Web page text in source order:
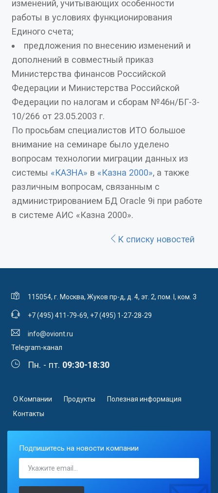
изменений, учитывающих особенности
работы в условиях функционирования
Единого счета;
предложения по внесению изменений и
дополнений в совместный приказ
Министерства финансов Российской
Федерации и Министерства Российской
Федерации по налогам и сборам №46н/БГ-3-
10/266 от 23.05.2003 г.
По просьбам специалистов ИТО большое
внимание на семинаре было уделено
вопросам технологии миграции данных из
системы «КАЗНА» в «Казна 2000», а также
различным вопросам, связанным с
администрированием БД Oracle 9i при работе
в системе АИС «Казна 2000».
К списку новостей
115054, г. Москва, Жуков пр-д, д. 4, эт. 2, пом. I, ком. 3
+7 (495) 411-79-69, +7 (495) 1-27-28-29
info@oviont.ru
Telegram-канал
Пн. - пт. 09:30-18:30
О Компании Продукты
Полезная информация
Контакты
Подпишитесь на новости компании